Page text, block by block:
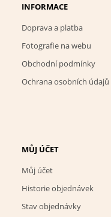
INFORMACE
Doprava a platba
Fotografie na webu
Obchodní podmínky
Ochrana osobních údajů
MŮJ ÚČET
Můj účet
Historie objednávek
Stav objednávky